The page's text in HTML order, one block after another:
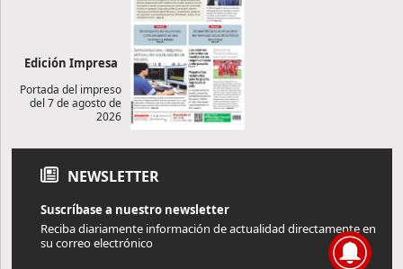
Edición Impresa
Portada del impreso
del 7 de agosto de
2026
NEWSLETTER
Suscríbase a nuestro newsletter
Reciba diariamente información de actualidad directamente en
su correo electrónico